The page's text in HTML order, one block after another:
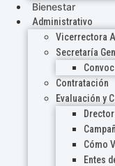
Bienestar
Administrativo
Vicerrectora
Secretaría
Contratación
Evaluación y
Cómo
Entes